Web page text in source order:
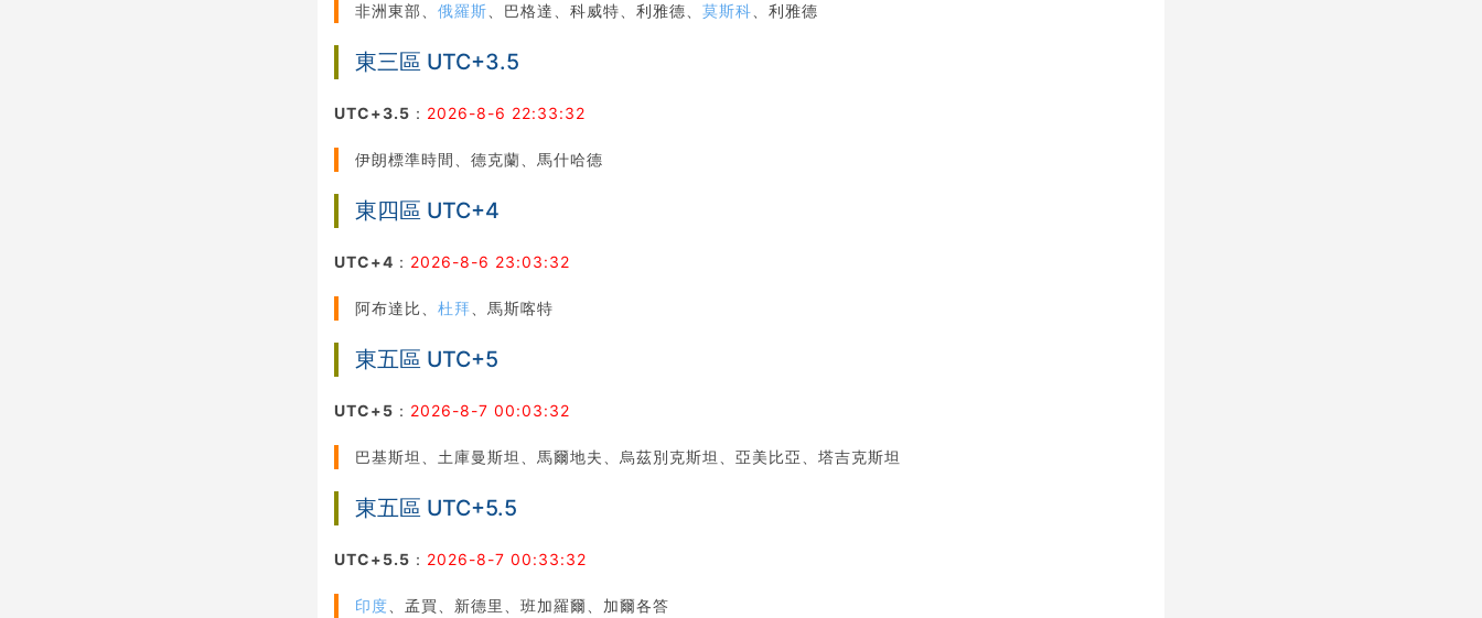
非洲東部、俄羅斯 、巴格達、科威特、利雅德、莫斯科 、利雅德
東三區 UTC+3.5
UTC+3.5 ： 2026-8-6 22:33:32
伊朗標準時間、德克蘭、馬什哈德
東四區 UTC+4
UTC+4 ： 2026-8-6 23:03:32
阿布達比、杜拜 、馬斯喀特
東五區 UTC+5
UTC+5 ： 2026-8-7 00:03:32
巴基斯坦、土庫曼斯坦、馬爾地夫、烏茲別克斯坦、亞美比亞、塔吉克斯坦
東五區 UTC+5.5
UTC+5.5 ： 2026-8-7 00:33:32
印度 、孟買、新德里、班加羅爾、加爾各答